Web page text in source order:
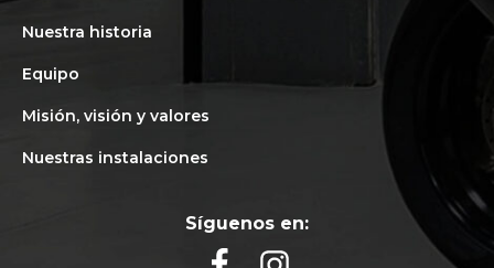
Nuestra historia
Equipo
Misión, visión y valores
Nuestras instalaciones
Síguenos en: